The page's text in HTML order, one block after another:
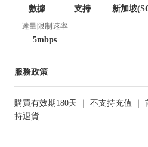
數據
支持
新加坡
達量限制速率
5mbps
服務政策
購買有效期180天 ｜ 不支持充值 ｜
持退貨